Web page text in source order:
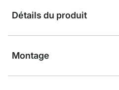
Détails du produit
Montage